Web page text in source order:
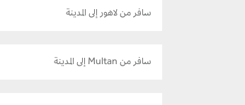
سافر من لاهور إلى المدينة
سافر من Multan إلى المدينة